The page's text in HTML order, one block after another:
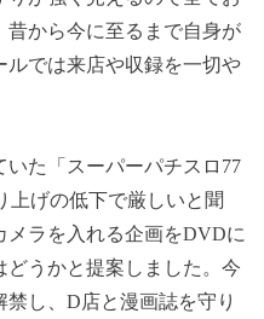
昔から今に至るまで自身が
ルでは来店や収録を一切や
た「スーパーパチスロ77
上げの低下で厳しいと聞
メラを入れる企画をDVDに
どうかと提案しました。今
し、D店と漫画誌を守り